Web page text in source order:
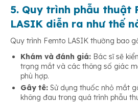
5. Quy trình phẫu thuật
LASIK diễn ra như thế
Quy trình Femto LASIK thường bao
Khám và đánh giá: Bác sĩ sẽ
trạng mắt và các thông số giác
phù hợp.
Gây tê: Sử dụng thuốc nhỏ mắt
không đau trong quá trình phẫu